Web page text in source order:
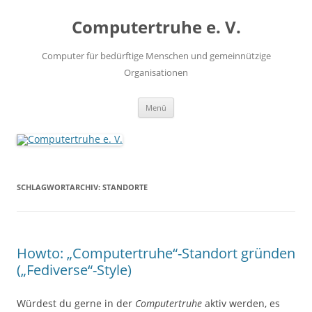
Computertruhe e. V.
Computer für bedürftige Menschen und gemeinnützige
Organisationen
Menü
SCHLAGWORTARCHIV: STANDORTE
Howto: „Computertruhe“-Standort gründen
(„Fediverse“-Style)
Würdest du gerne in der Computertruhe aktiv werden, es